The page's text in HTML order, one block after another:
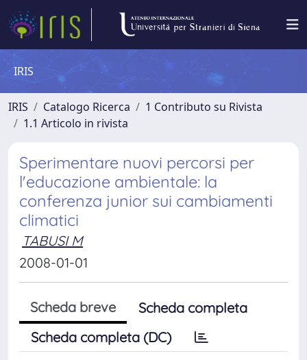
IRIS
IRIS Catalogo Ricerca
1 Contributo su Rivista
1.1 Articolo in rivista
Sperimentare nuovi percorsi per
l'educazione ambientale: la
conferenza junior sui cambiamenti
climatici
TABUSI M
2008-01-01
Scheda breve
Scheda completa
Scheda completa (DC)